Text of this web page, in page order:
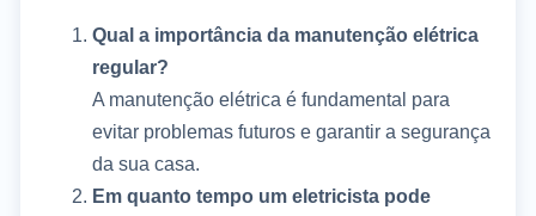
Qual a importância da manutenção elétrica
regular?
A manutenção elétrica é fundamental para
evitar problemas futuros e garantir a segurança
da sua casa.
Em quanto tempo um eletricista pode